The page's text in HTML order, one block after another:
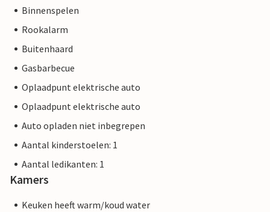
Binnenspelen
Rookalarm
Buitenhaard
Gasbarbecue
Oplaadpunt elektrische auto
Oplaadpunt elektrische auto
Auto opladen niet inbegrepen
Aantal kinderstoelen: 1
Aantal ledikanten: 1
Kamers
Keuken heeft warm/koud water